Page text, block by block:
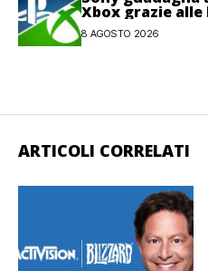
Xbox grazie alle
8 AGOSTO 2026
ARTICOLI CORRELATI